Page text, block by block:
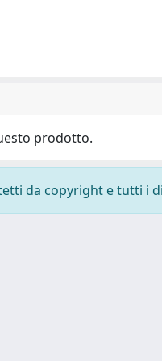
prodotto.
da copyright e tutti i